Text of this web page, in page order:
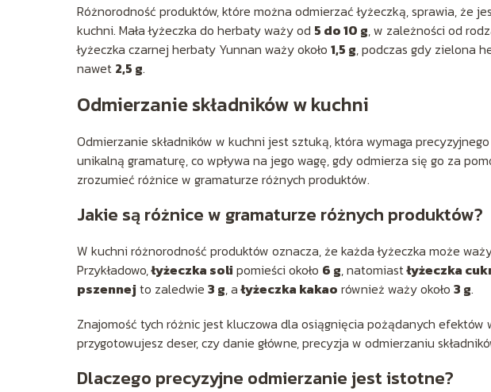
Różnorodność produktów, które można odmierzać łyżeczką, sprawia, że
kuchni. Mała łyżeczka do herbaty waży od 5 do 10 g, w zależności od
łyżeczka czarnej herbaty Yunnan waży około 1,5 g, podczas gdy zielona
nawet 2,5 g.
Odmierzanie składników w kuchni
Odmierzanie składników w kuchni jest sztuką, która wymaga
unikalną gramaturę, co wpływa na jego wagę, gdy odmierza się go za
zrozumieć różnice w gramaturze różnych produktów.
Jakie są różnice w gramaturze różnych produktów?
W kuchni różnorodność produktów oznacza, że każda łyżeczka może
Przykładowo,łyżeczka soli pomieści około 6 g, natomiastłyżeczka
pszennej to zaledwie 3 g, ałyżeczka kakao również waży około 3 g.
Znajomość tych różnic jest kluczowa dla osiągnięcia pożądanych efektów
przygotowujesz deser, czy danie główne, precyzja w odmierzaniu
Dlaczego precyzyjne odmierzanie jest istotne?